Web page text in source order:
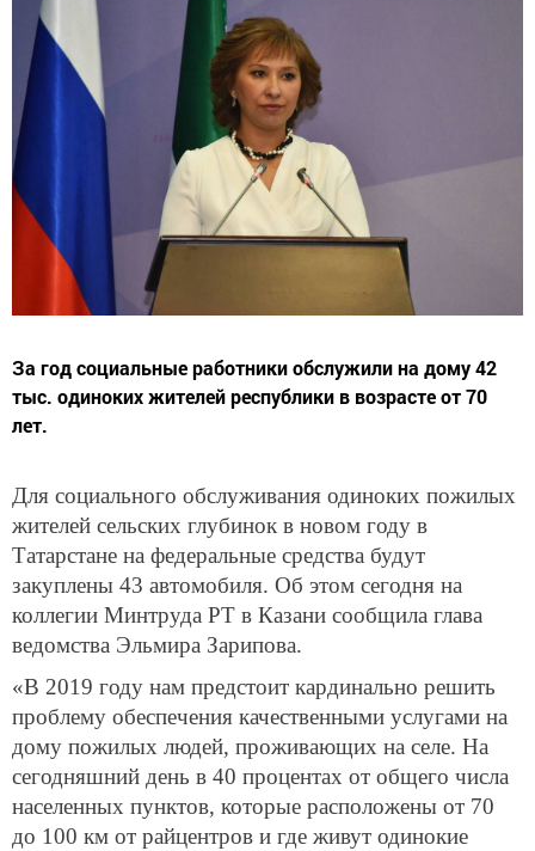
За год социальные работники обслужили на дому 42
тыс. одиноких жителей республики в возрасте от 70
лет.
Для социального обслуживания одиноких пожилых
жителей сельских глубинок в новом году в
Татарстане на федеральные средства будут
закуплены 43 автомобиля. Об этом сегодня на
коллегии Минтруда РТ в Казани сообщила глава
ведомства Эльмира Зарипова.
«В 2019 году нам предстоит кардинально решить
проблему обеспечения качественными услугами на
дому пожилых людей, проживающих на селе. На
сегодняшний день в 40 процентах от общего числа
населенных пунктов, которые расположены от 70
до 100 км от райцентров и где живут одинокие